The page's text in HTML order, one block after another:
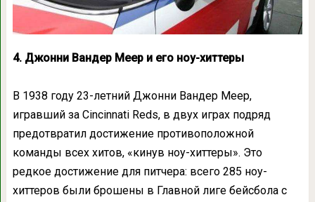
4. Джонни Вандер Меер и его ноу-хиттеры
В 1938 году 23-летний Джонни Вандер Меер,
игравший за Cincinnati Reds, в двух играх подряд
предотвратил достижение противоположной
команды всех хитов, «кинув ноу-хиттеры». Это
редкое достижение для питчера: всего 285 ноу-
хиттеров были брошены в Главной лиге бейсбола с